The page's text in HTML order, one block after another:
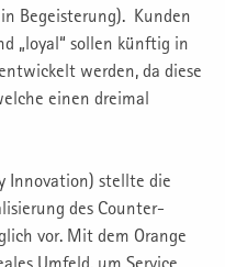
Begeisterung). Kunden
„loyal“ sollen künftig in
werden, da diese
einen dreimal
Innovation) stellte die
des Counter-
vor. Mit dem Orange
Umfeld, um Service